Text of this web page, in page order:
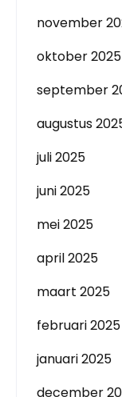
november
oktober 2025
september
augustus
juli 2025
juni 2025
mei 2025
april 2025
maart 2025
februari 2025
januari 2025
december